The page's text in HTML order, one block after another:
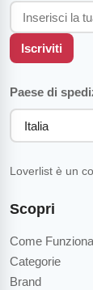
Scopri
Come Funziona
Categorie
Brand
Iscriviti
Paese di
Loverlist è un